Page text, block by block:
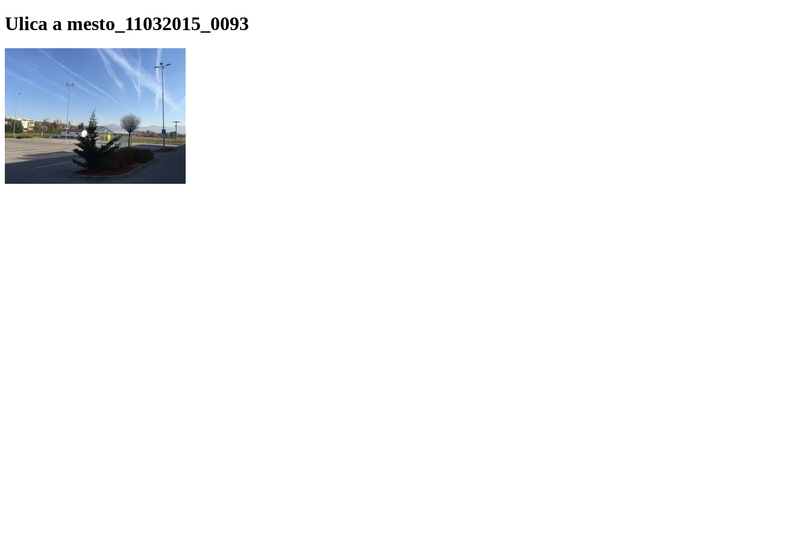
Preskočiť
na
Ulica a mesto_11032015_0093